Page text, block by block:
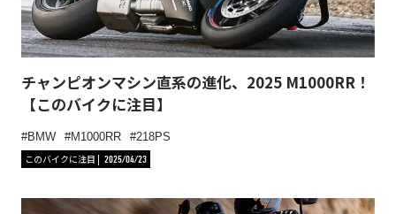
チャンピオンマシン直系の進化、2025 M1000RR！
【このバイクに注目】
BMW M1000RR
218PS
このバイクに注目
2025/04/23